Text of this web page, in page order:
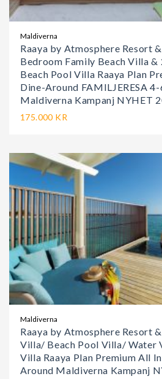
Maldiverna
Raaya by Atmosphere Resort
Bedroom Family Beach Villa
Beach Pool Villa Raaya Plan
Dine-Around FAMILJERESA
Maldiverna Kampanj NYHET
175.000 KR
Maldiverna
Raaya by Atmosphere Resort
Villa/ Beach Pool Villa/ Water
Villa Raaya Plan Premium All
Around Maldiverna Kampanj